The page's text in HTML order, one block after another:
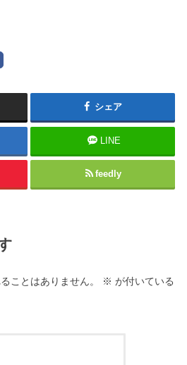
シェア
LINE
feedly
ことはありません。 ※ が付いている